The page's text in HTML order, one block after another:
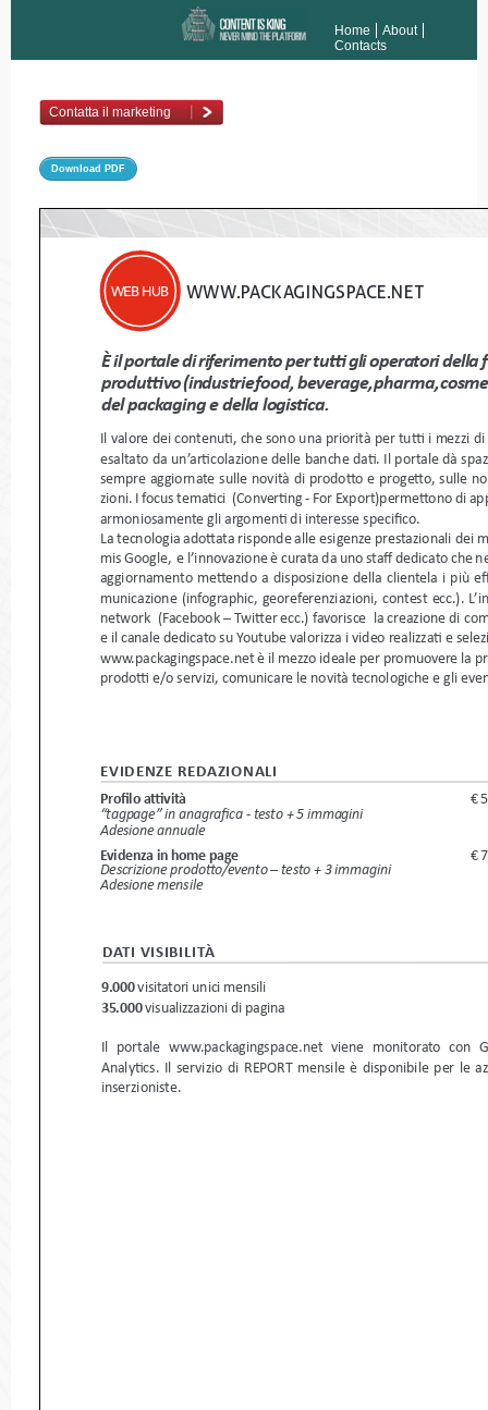
Home
About
Contacts
Contatta il marketing
Download PDF
9.000 visitatori unici mensili
35.000
visualizzazioni di pagina
Il portale www.packagingspace.net viene monitorato
Analytics. Il servizio di REPORT mensile è disponibile per
inserzioniste.
DATI VISIBILITà
Il valore dei contenuti, che sono una priorità per tutti i
esaltato da un’articolazione delle banche dati. Il portale
sempre aggiornate sulle novità di prodotto e progetto,
zioni. I focus tematici  (Converting - For
armoniosamente gli argomenti di interesse specifico.
La tecnologia adottata risponde alle esigenze
mis Google,  e l’innovazione è curata da uno staff
aggiornamento mettendo a disposizione della clientela i
municazione (infographic, georeferenziazioni, contest
network  (Facebook – Twitter ecc.) favorisce  la
e il canale dedicato su Youtube valorizza i video
www.packagingspace.net è il mezzo ideale per
prodotti e/o servizi, comunicare le novità tecnologiche e gli
è
il portale di riferimento per tutti gli operatori
produttivo (industrie food,  beverage,
del packaging e della logistica.
WEB HUB
Profilo attività
€
“tagpage” in anagrafica - testo + 5 immagini
Adesione annuale
Evidenza in home page
€
Descrizione prodotto/evento – testo + 3 immagini
Adesione mensile
EVIDENZE REDAZIONALI
www. PACKAGINGSPACE
.NET